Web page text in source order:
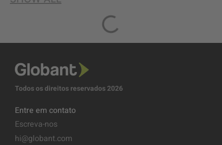
Todos os direitos reservados 2026
Entre em contato
Escreva-nos
hi@globant.com